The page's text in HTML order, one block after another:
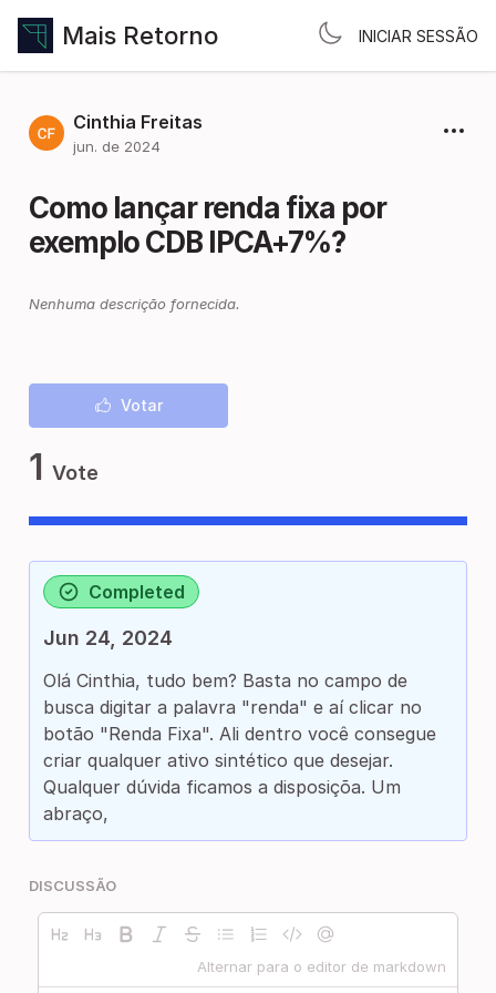
Mais Retorno INICIAR SESSÃO
Cinthia Freitas
jun. de 2024
Como lançar renda fixa por
exemplo CDB IPCA+7%?
Nenhuma descrição fornecida.
Votar
1 Vote
Completed
Jun 24, 2024
Olá Cinthia, tudo bem? Basta no campo de
busca digitar a palavra "renda" e aí clicar no
botão "Renda Fixa". Ali dentro você consegue
criar qualquer ativo sintético que desejar.
Qualquer dúvida ficamos a disposiçõa. Um
abraço,
DISCUSSÃO
Alternar para o editor de markdown